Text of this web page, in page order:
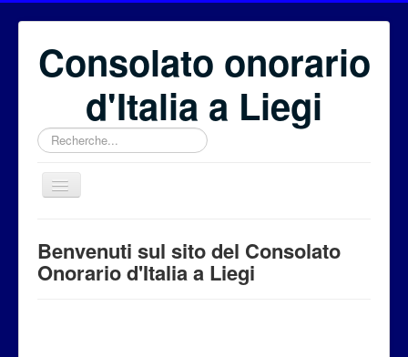
Consolato onorario
d'Italia a Liegi
Rechercher
Il Consolato onorario
Benvenuti sul sito del Consolato
Onorario d'Italia a Liegi